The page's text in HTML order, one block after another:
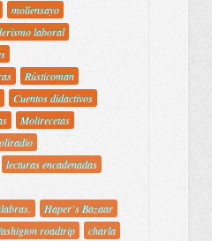
moliensayo
laboral
Rústicoman
Cuentos didactivos
Molirecetas
lecturas encadenadas
Haper´s Bazaar
roadtrip charla